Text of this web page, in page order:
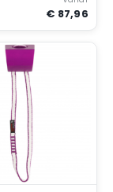
€ 87,96